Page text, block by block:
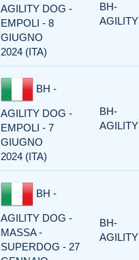
AGILITY DOG -
EMPOLI - 8
GIUGNO
2024 (ITA)
BH-
AGILITY
BH -
AGILITY DOG -
EMPOLI - 7
GIUGNO
2024 (ITA)
BH-
AGILITY
BH -
AGILITY DOG -
MASSA -
SUPERDOG - 27
BH-
AGILITY